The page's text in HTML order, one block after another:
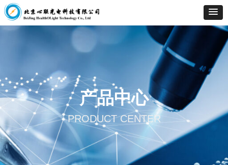
产品中心
PRODUCT CENTER